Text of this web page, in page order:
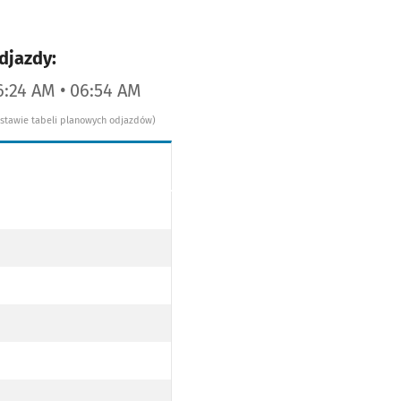
AM • 06:54 AM
tabeli planowych odjazdów)
UL. NA OSTATNIM GROSZU, MOST MILENIJNY, UL. JEZIORAŃSKIEGO (DO PRZYST. SZKOCKA PO
GROSZU, MOST MILENIJNY, UL. JEZIORAŃSKIEGO (DO PRZYST. SZKOCKA PO TRASIE)